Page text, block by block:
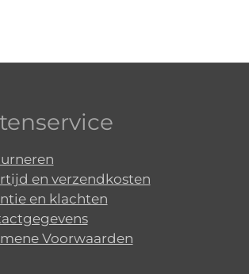
en verzendkosten
en klachten
Voorwaarden